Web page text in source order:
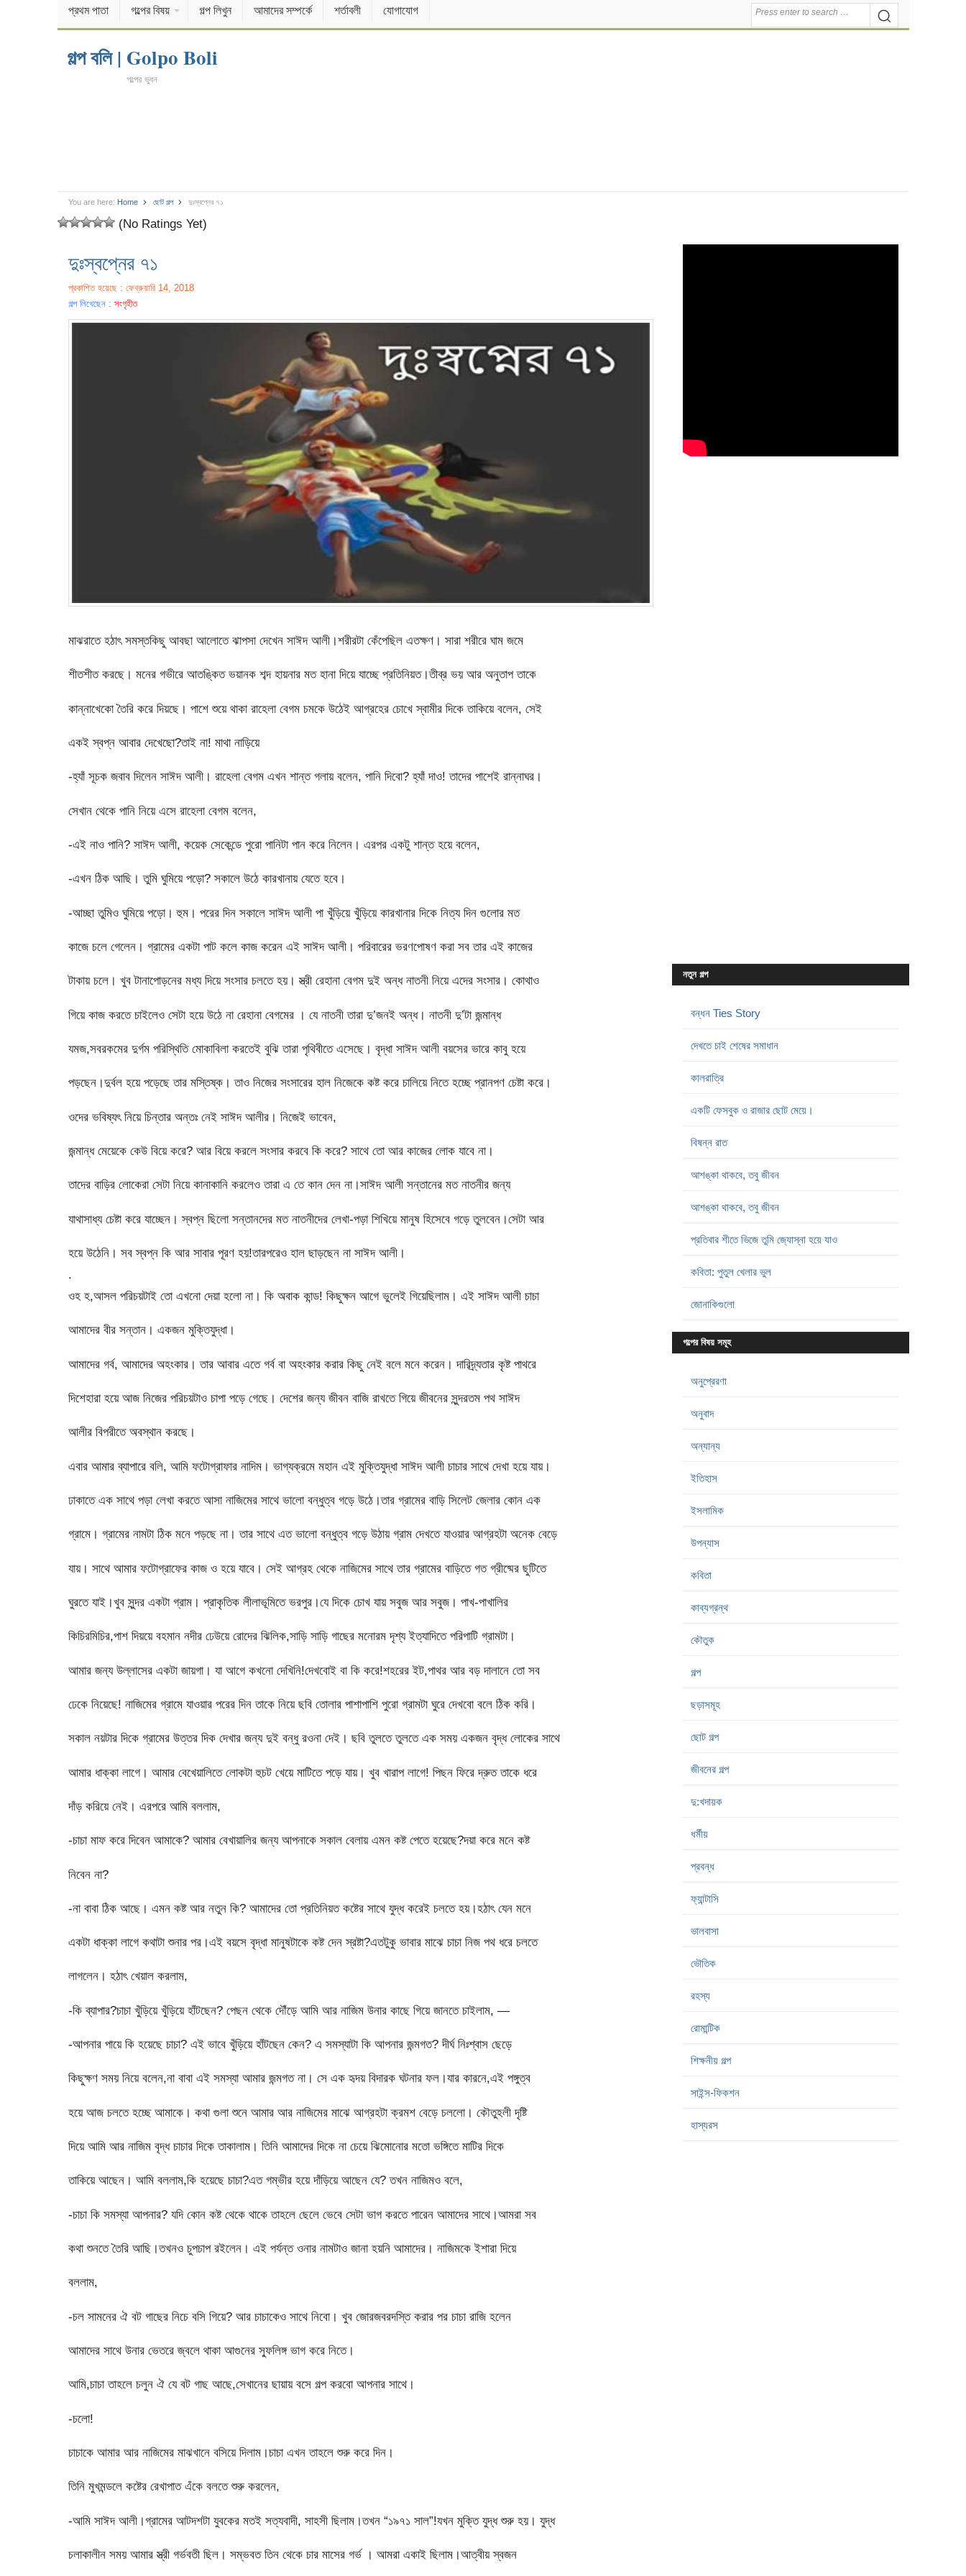
প্রথম পাতা গল্পের বিষয় গল্প লিখুন আমাদের সম্পর্কে শর্তাবলী যোগাযোগ
গল্প বলি | Golpo Boli
গল্পের ভুবন
You are here: Home ছোট গল্প দুঃস্বপ্নের ৭১
(No Ratings Yet)
দুঃস্বপ্নের ৭১
প্রকাশিত হয়েছে : ফেব্রুয়ারি 14, 2018
গল্প লিখেছেন : সংগৃহীত
মাঝরাতে হঠাৎ সমস্তকিছু আবছা আলোতে ঝাপসা দেখেন সাঈদ আলী।শরীরটা কেঁপেছিল এতক্ষণ। সারা শরীরে ঘাম জমে
শীতশীত করছে। মনের গভীরে আতঙ্কিত ভয়ানক শব্দ হায়নার মত হানা দিয়ে যাচ্ছে প্রতিনিয়ত।তীব্র ভয় আর অনুতাপ তাকে
কান্নাখেকো তৈরি করে দিয়ছে। পাশে শুয়ে থাকা রাহেলা বেগম চমকে উঠেই আগ্রহের চোখে স্বামীর দিকে তাকিয়ে বলেন, সেই
একই স্বপ্ন আবার দেখেছো?তাই না! মাথা নাড়িয়ে
-হ্যাঁ সূচক জবাব দিলেন সাঈদ আলী। রাহেলা বেগম এখন শান্ত গলায় বলেন, পানি দিবো? হ্যাঁ দাও! তাদের পাশেই রান্নাঘর।
সেখান থেকে পানি নিয়ে এসে রাহেলা বেগম বলেন,
-এই নাও পানি? সাঈদ আলী, কয়েক সেকেন্ডে পুরো পানিটা পান করে নিলেন। এরপর একটু শান্ত হয়ে বলেন,
-এখন ঠিক আছি। তুমি ঘুমিয়ে পড়ো? সকালে উঠে কারখানায় যেতে হবে।
-আচ্ছা তুমিও ঘুমিয়ে পড়ো। হুম। পরের দিন সকালে সাঈদ আলী পা খুঁড়িয়ে খুঁড়িয়ে কারখানার দিকে নিত্য দিন গুলোর মত
কাজে চলে গেলেন। গ্রামের একটা পাট কলে কাজ করেন এই সাঈদ আলী। পরিবারের ভরণপোষণ করা সব তার এই কাজের
টাকায় চলে। খুব টানাপোড়নের মধ্য দিয়ে সংসার চলতে হয়। স্ত্রী রেহানা বেগম দুই অন্ধ নাতনী নিয়ে এদের সংসার। কোথাও
গিয়ে কাজ করতে চাইলেও সেটা হয়ে উঠে না রেহানা বেগমের । যে নাতনী তারা দু’জনই অন্ধ। নাতনী দু’টা জন্মান্ধ
যমজ,সবরকমের দুর্গম পরিস্থিতি মোকাবিলা করতেই বুঝি তারা পৃথিবীতে এসেছে। বৃদ্ধা সাঈদ আলী বয়সের ভারে কাবু হয়ে
পড়ছেন।দুর্বল হয়ে পড়েছে তার মস্তিষ্ক। তাও নিজের সংসারের হাল নিজেকে কষ্ট করে চালিয়ে নিতে হচ্ছে প্রানপণ চেষ্টা করে।
ওদের ভবিষ্যৎ নিয়ে চিন্তার অন্তঃ নেই সাঈদ আলীর। নিজেই ভাবেন,
জন্মান্ধ মেয়েকে কেউ বিয়ে করে? আর বিয়ে করলে সংসার করবে কি করে? সাথে তো আর কাজের লোক যাবে না।
তাদের বাড়ির লোকেরা সেটা নিয়ে কানাকানি করলেও তারা এ তে কান দেন না।সাঈদ আলী সন্তানের মত নাতনীর জন্য
যাথাসাধ্য চেষ্টা করে যাচ্ছেন। স্বপ্ন ছিলো সন্তানদের মত নাতনীদের লেখা-পড়া শিখিয়ে মানুষ হিসেবে গড়ে তুলবেন।সেটা আর
হয়ে উঠেনি। সব স্বপ্ন কি আর সাবার পূরণ হয়!তারপরেও হাল ছাড়ছেন না সাঈদ আলী।
.
ওহ হ,আসল পরিচয়টাই তো এখনো দেয়া হলো না। কি অবাক কান্ড! কিছুক্ষন আগে ভুলেই গিয়েছিলাম। এই সাঈদ আলী চাচা
আমাদের বীর সন্তান। একজন মুক্তিযুদ্ধা।
আমাদের গর্ব, আমাদের অহংকার। তার আবার এতে গর্ব বা অহংকার করার কিছু নেই বলে মনে করেন। দারিদ্র্যতার কৃষ্ট পাথরে
দিশেহারা হয়ে আজ নিজের পরিচয়টাও চাপা পড়ে গেছে। দেশের জন্য জীবন বাজি রাখতে গিয়ে জীবনের সুন্দরতম পথ সাঈদ
আলীর বিপরীতে অবস্থান করছে।
এবার আমার ব্যাপারে বলি, আমি ফটোগ্রাফার নাদিম। ভাগ্যক্রমে মহান এই মুক্তিযুদ্ধা সাঈদ আলী চাচার সাথে দেখা হয়ে যায়।
ঢাকাতে এক সাথে পড়া লেখা করতে আসা নাজিমের সাথে ভালো বন্ধুত্ব গড়ে উঠে।তার গ্রামের বাড়ি সিলেট জেলার কোন এক
গ্রামে। গ্রামের নামটা ঠিক মনে পড়ছে না। তার সাথে এত ভালো বন্ধুত্ব গড়ে উঠায় গ্রাম দেখতে যাওয়ার আগ্রহটা অনেক বেড়ে
যায়। সাথে আমার ফটোগ্রাফের কাজ ও হয়ে যাবে। সেই আগ্রহ থেকে নাজিমের সাথে তার গ্রামের বাড়িতে গত গ্রীষ্মের ছুটিতে
ঘুরতে যাই।খুব সুন্দর একটা গ্রাম। প্রাকৃতিক লীলাভূমিতে ভরপুর।যে দিকে চোখ যায় সবুজ আর সবুজ। পাখ-পাখালির
কিচিরমিচির,পাশ দিয়য়ে বহমান নদীর ঢেউয়ে রোদের ঝিলিক,সাড়ি সাড়ি গাছের মনোরম দৃশ্য ইত্যাদিতে পরিপাটি গ্রামটা।
আমার জন্য উল্লাসের একটা জায়গা। যা আগে কখনো দেখিনি!দেখবোই বা কি করে!শহরের ইট,পাথর আর বড় দালানে তো সব
ঢেকে নিয়েছে! নাজিমের গ্রামে যাওয়ার পরের দিন তাকে নিয়ে ছবি তোলার পাশাপাশি পুরো গ্রামটা ঘুরে দেখবো বলে ঠিক করি।
সকাল নয়টার দিকে গ্রামের উত্তর দিক দেখার জন্য দুই বন্ধু রওনা দেই। ছবি তুলতে তুলতে এক সময় একজন বৃদ্ধ লোকের সাথে
আমার ধাক্কা লাগে। আমার বেখেয়ালিতে লোকটা হুচট খেয়ে মাটিতে পড়ে যায়। খুব খারাপ লাগে! পিছন ফিরে দ্রুত তাকে ধরে
দাঁড় করিয়ে নেই। এরপরে আমি বললাম,
-চাচা মাফ করে দিবেন আমাকে? আমার বেখায়ালির জন্য আপনাকে সকাল বেলায় এমন কষ্ট পেতে হয়েছে?দয়া করে মনে কষ্ট
নিবেন না?
-না বাবা ঠিক আছে। এমন কষ্ট আর নতুন কি? আমাদের তো প্রতিনিয়ত কষ্টের সাথে যুদ্ধ করেই চলতে হয়।হঠাৎ যেন মনে
একটা ধাক্কা লাগে কথাটা শুনার পর।এই বয়সে বৃদ্ধা মানুষটাকে কষ্ট দেন স্রষ্টা?এতটুকু ভাবার মাঝে চাচা নিজ পথ ধরে চলতে
লাগলেন। হঠাৎ খেয়াল করলাম,
-কি ব্যাপার?চাচা খুঁড়িয়ে খুঁড়িয়ে হাঁটছেন? পেছন থেকে দৌঁড়ে আমি আর নাজিম উনার কাছে গিয়ে জানতে চাইলাম, —
-আপনার পায়ে কি হয়েছে চাচা? এই ভাবে খুঁড়িয়ে হাঁটছেন কেন? এ সমস্যাটা কি আপনার জন্মগত? দীর্ঘ নিঃশ্বাস ছেড়ে
কিছুক্ষণ সময় নিয়ে বলেন,না বাবা এই সমস্যা আমার জন্মগত না। সে এক হৃদয় বিদারক ঘটনার ফল।যার কারনে,এই পঙ্গুত্ব
হয়ে আজ চলতে হচ্ছে আমাকে। কথা গুলা শুনে আমার আর নাজিমের মাঝে আগ্রহটা ক্রমশ বেড়ে চললো। কৌতুহলী দৃষ্টি
দিয়ে আমি আর নাজিম বৃদ্ধ চাচার দিকে তাকালাম। তিনি আমাদের দিকে না চেয়ে ঝিমোনোর মতো ভঙ্গিতে মাটির দিকে
তাকিয়ে আছেন। আমি বললাম,কি হয়েছে চাচা?এত গম্ভীর হয়ে দাঁড়িয়ে আছেন যে? তখন নাজিমও বলে,
-চাচা কি সমস্যা আপনার? যদি কোন কষ্ট থেকে থাকে তাহলে ছেলে ভেবে সেটা ভাগ করতে পারেন আমাদের সাথে।আমরা সব
কথা শুনতে তৈরি আছি।তখনও চুপচাপ রইলেন। এই পর্যন্ত ওনার নামটাও জানা হয়নি আমাদের। নাজিমকে ইশারা দিয়ে
বললাম,
-চল সামনের ঐ বট গাছের নিচে বসি গিয়ে? আর চাচাকেও সাথে নিবো। খুব জোরজবরদস্তি করার পর চাচা রাজি হলেন
আমাদের সাথে উনার ভেতরে জ্বলে থাকা আগুনের স্ফুলিঙ্গ ভাগ করে নিতে।
আমি,চাচা তাহলে চলুন ঐ যে বট গাছ আছে,সেখানের ছায়ায় বসে গল্প করবো আপনার সাথে।
-চলো!
চাচাকে আমার আর নাজিমের মাঝখানে বসিয়ে দিলাম।চাচা এখন তাহলে শুরু করে দিন।
তিনি মুখমন্ডলে কষ্টের রেখাপাত এঁকে বলতে শুরু করলেন,
-আমি সাঈদ আলী।গ্রামের আটদশটা যুবকের মতই সত্যবাদী, সাহসী ছিলাম।তখন “১৯৭১ সাল”!যখন মুক্তি যুদ্ধ শুরু হয়। যুদ্ধ
চলাকালীন সময় আমার স্ত্রী গর্ভবতী ছিল। সম্ভবত তিন থেকে চার মাসের গর্ভ । আমরা একাই ছিলাম।আত্বীয় স্বজন
নতুন গল্প
বন্ধন Ties Story
দেখতে চাই শেষের সমাধান
কালরাত্রি
একটি ফেসবুক ও রাজার ছোট মেয়ে।
বিষন্ন রাত
আশঙ্কা থাকবে, তবু জীবন
আশঙ্কা থাকবে, তবু জীবন
প্রতিবার শীতে ভিজে তুমি জ্যোস্না হয়ে যাও
কবিতা: পুতুল খেলার ভুল
জোনাকিগুলো
গল্পের বিষয় সমূহ
অনুপ্রেরণা
অনুবাদ
অন্যান্য
ইতিহাস
ইসলামিক
উপন্যাস
কবিতা
কাব্যগ্রন্থ
কৌতুক
গল্প
ছড়াসমূহ
ছোট গল্প
জীবনের গল্প
দু:খদায়ক
ধর্মীয়
প্রবন্ধ
ফ্যান্টাসি
ভালবাসা
ভৌতিক
রহস্য
রোমান্টিক
শিক্ষনীয় গল্প
সাইন্স-ফিকশন
হাস্যরস